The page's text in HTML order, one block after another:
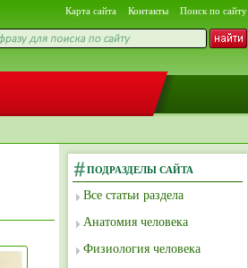
Карта сайта Контакты Поиск по сайту
ПОДРАЗДЕЛЫ САЙТА
Все статьи раздела
Анатомия человека
Физиология человека